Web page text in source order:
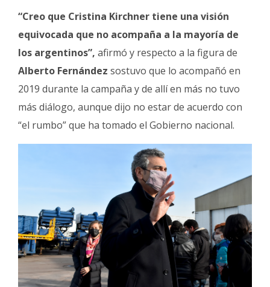
“Creo que Cristina Kirchner tiene una visión
equivocada que no acompaña a la mayoría de
los argentinos”, afirmó y respecto a la figura de
Alberto Fernández sostuvo que lo acompañó en
2019 durante la campaña y de allí en más no tuvo
más diálogo, aunque dijo no estar de acuerdo con
“el rumbo” que ha tomado el Gobierno nacional.